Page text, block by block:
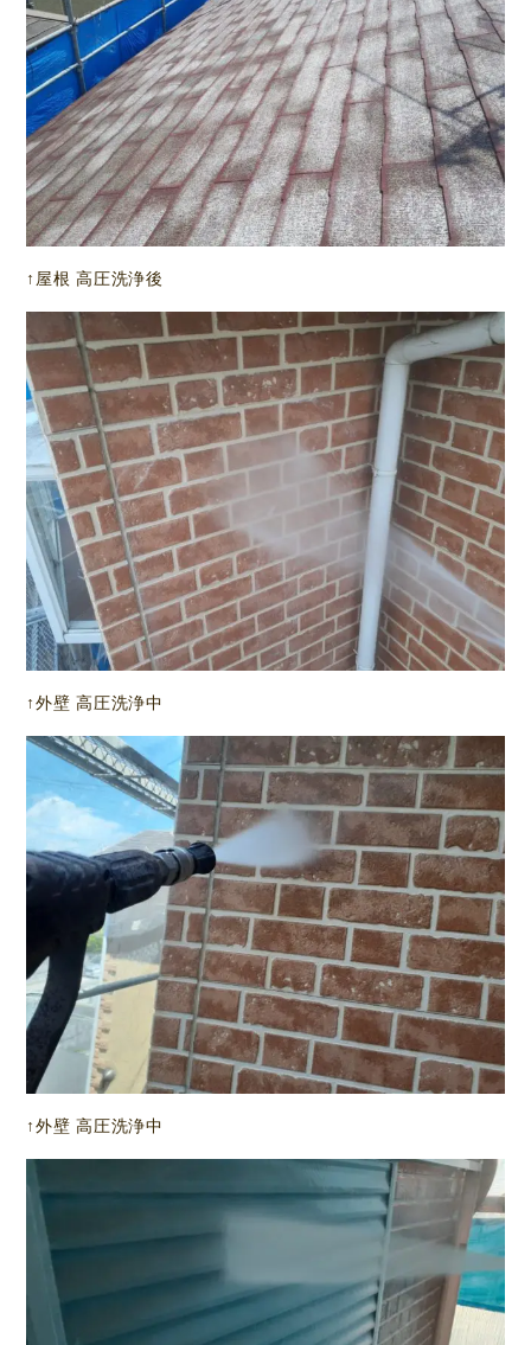
↑屋根 高圧洗浄後
↑外壁 高圧洗浄中
↑外壁 高圧洗浄中